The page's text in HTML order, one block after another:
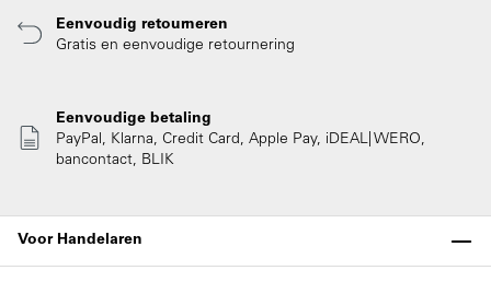
Eenvoudig retourneren
Gratis en eenvoudige retournering
Eenvoudige betaling
PayPal, Klarna, Credit Card, Apple Pay, iDEAL| WERO,
bancontact, BLIK
Voor Handelaren